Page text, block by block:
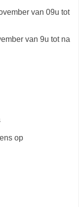
van 09u tot
van 9u tot na
op